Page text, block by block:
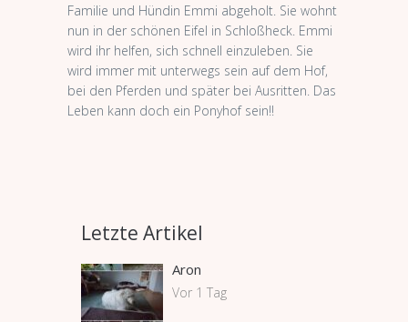
Familie und Hündin Emmi abgeholt. Sie wohnt
nun in der schönen Eifel in Schloßheck. Emmi
wird ihr helfen, sich schnell einzuleben. Sie
wird immer mit unterwegs sein auf dem Hof,
bei den Pferden und später bei Ausritten. Das
Leben kann doch ein Ponyhof sein!!
Letzte Artikel
Aron
Vor 1 Tag